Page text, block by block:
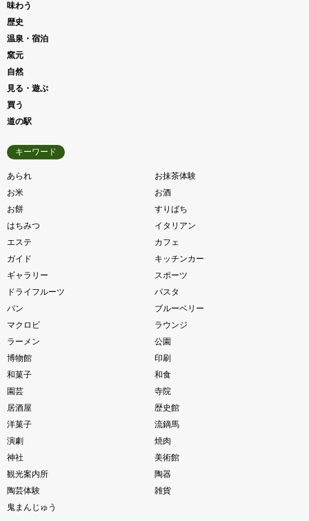
味わう
歴史
温泉・宿泊
窯元
自然
見る・遊ぶ
買う
道の駅
キーワード
あられ
お抹茶体験
お米
お酒
お餅
すりばち
はちみつ
イタリアン
エステ
カフェ
ガイド
キッチンカー
ギャラリー
スポーツ
ドライフルーツ
パスタ
パン
ブルーベリー
マクロビ
ラウンジ
ラーメン
公園
博物館
印刷
和菓子
和食
園芸
寺院
居酒屋
歴史館
洋菓子
流鏑馬
演劇
焼肉
神社
美術館
観光案内所
陶器
陶芸体験
雑貨
鬼まんじゅう